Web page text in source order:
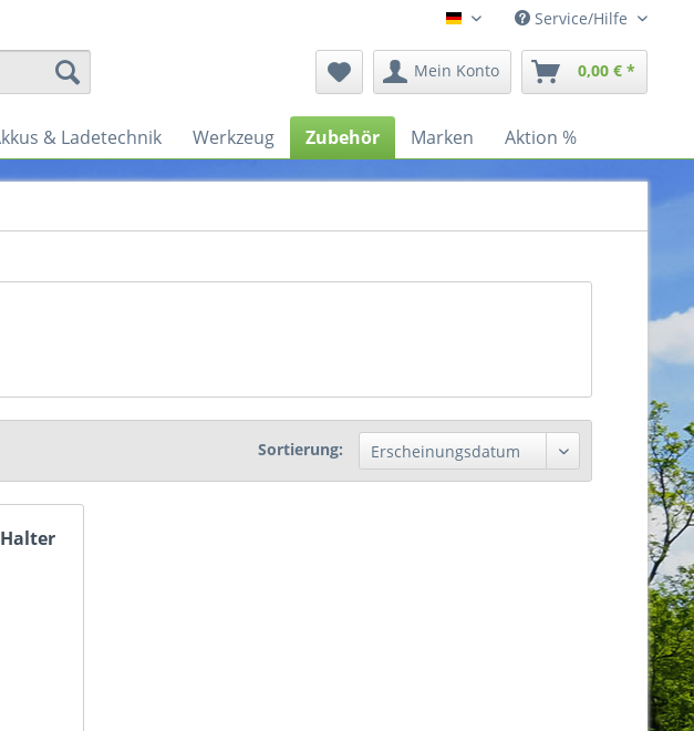
Deutsch Service/Hilfe
Mein Konto 0,00 € *
& Ladetechnik Werkzeug Zubehör Marken Aktion %
Sortierung: